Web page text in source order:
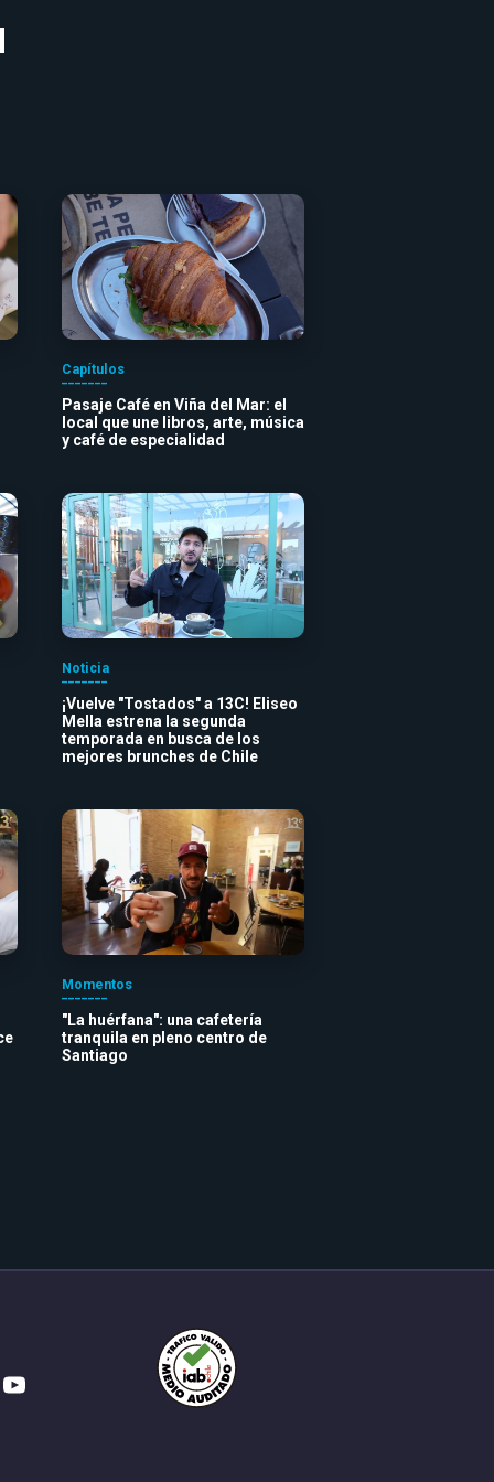
Capítulos
Pasaje Café en Viña del Mar: el
local que une libros, arte, música
y café de especialidad
Noticia
¡Vuelve "Tostados" a 13C! Eliseo
Mella estrena la segunda
temporada en busca de los
mejores brunches de Chile
Momentos
"La huérfana": una cafetería
tranquila en pleno centro de
Santiago